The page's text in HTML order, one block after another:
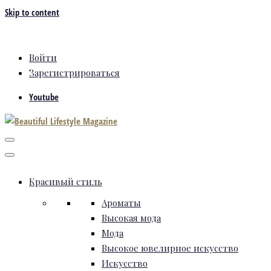
Skip to content
Войти
Зарегистрироваться
Youtube
Красивый стиль
Ароматы
Высокая мода
Мода
Высокое ювелирное искусство
Искусство